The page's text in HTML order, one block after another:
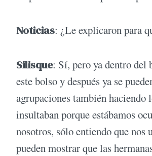
Noticias: ¿Le explicaron para
Silisque: Sí, pero ya dentro del
este bolso y después ya se
agrupaciones también haciendo
insultaban porque estábamos
nosotros, sólo entiendo que nos
pueden mostrar que las